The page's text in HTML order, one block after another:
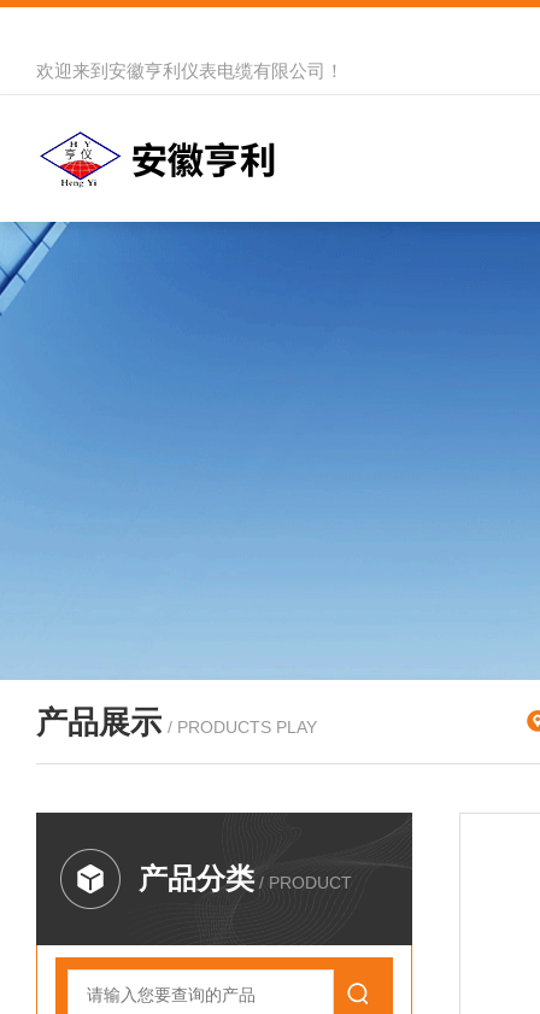
欢迎来到 安徽亨利仪表电缆有限公司 ！
产品展示 / PRODUCTS PLAY
产品分类 / PRODUCT